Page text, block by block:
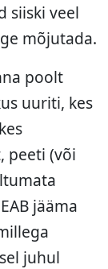
siiski veel
mõjutada.
poolt
uuriti, kes
peeti (või
jääma
juhul